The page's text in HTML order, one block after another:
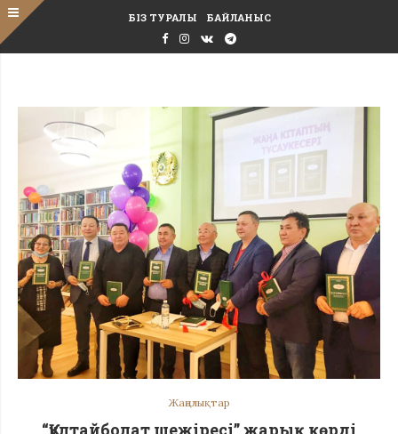
БІЗ ТУРАЛЫ БАЙЛАНЫС
Жаңалықтар
“Құлтайболат шежіресі” жарық көрді